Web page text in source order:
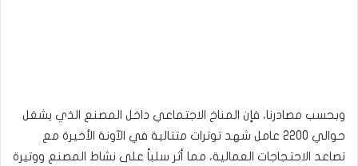
وبحسب مصادرنا، فإن المناخ الاجتماعي داخل المصنع الذي يشغل
حوالي 2200 عامل شهد توترات متتالية في الآونة الأخيرة مع
تصاعد الاحتجاجات العمالية، مما أثر سلباً على نشاط المصنع ووتيرة